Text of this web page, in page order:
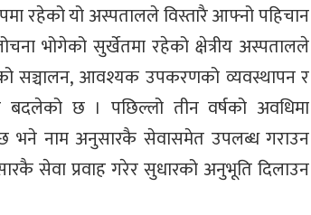
रहेको यो अस्पतालले विस्तारै आफ्नो पहिचान
भोगेको सुर्खेतमा रहेको क्षेत्रीय अस्पतालले
सञ्चालन, आवश्यक उपकरणको व्यवस्थापन र
बदलेको छ । पछिल्लो तीन वर्षको अवधिमा
भने नाम अनुसारकै सेवासमेत उपलब्ध गराउन
सेवा प्रवाह गरेर सुधारको अनुभूति दिलाउन